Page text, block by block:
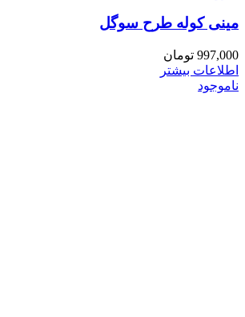
مینی کوله طرح سوگل
997,000 تومان
اطلاعات بیشتر
ناموجود